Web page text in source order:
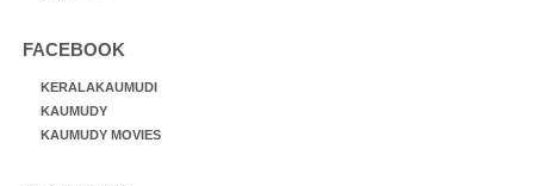
FACEBOOK
KERALAKAUMUDI
KAUMUDY
KAUMUDY MOVIES